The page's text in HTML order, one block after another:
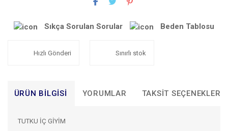
Sıkça Sorulan Sorular Beden Tablosu
Hızlı Gönderi Sınırlı stok
ÜRÜN BILGISI YORUMLAR TAKSIT SEÇENEKLERI
TUTKU İÇ GİYİM